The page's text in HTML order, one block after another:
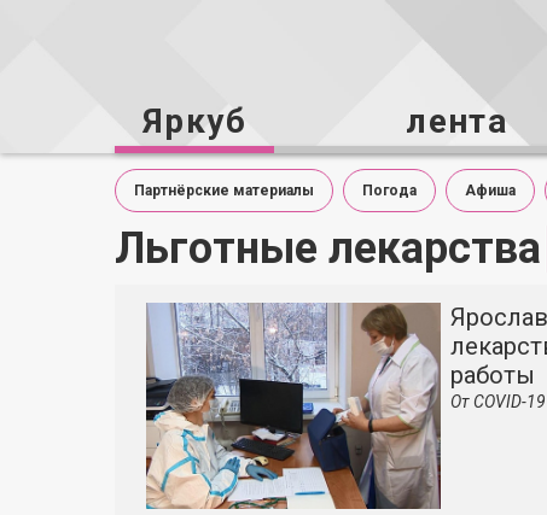
Яркуб лента
Партнёрские материалы Погода Афиша
Льготные лекарства
работы
От COVID-